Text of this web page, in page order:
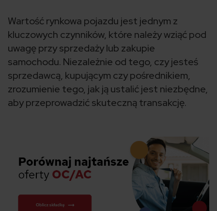
Wartość rynkowa pojazdu jest jednym z
kluczowych czynników, które należy wziąć pod
uwagę przy sprzedaży lub zakupie
samochodu. Niezależnie od tego, czy jesteś
sprzedawcą, kupującym czy pośrednikiem,
zrozumienie tego, jak ją ustalić jest niezbędne,
aby przeprowadzić skuteczną transakcję.